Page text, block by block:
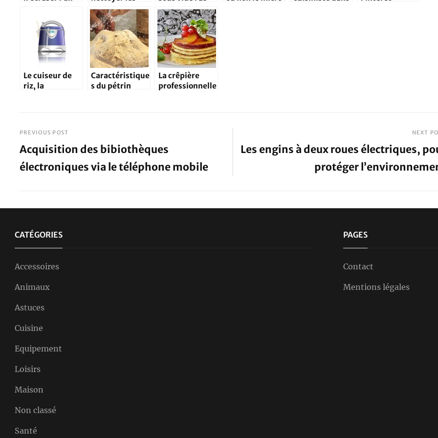
meubles de
votre cuisine?
meilleur moyen
de
conservation,
achetez le
vôtre
Le cuiseur de
riz, la
Caractéristique
s du pétrin
La crêpière
professionnelle
Navigation
de
PREVIOUS POST
Acquisition des bibiothèques
électroniques via le téléphone mobile
NEXT
Les engins à deux roues électriques,
protéger
CATÉGORIES
Accessoires
Animaux
Astuces
Cuisine
Equipement
Loisirs
Maison
Non classé
Santé
PAGES
Contact
Mentions légales